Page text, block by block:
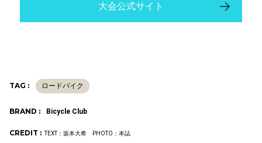
大会公式サイト
TAG : ロードバイク
BRAND : Bicycle Club
CREDIT : TEXT：坂本大希 PHOTO：本誌